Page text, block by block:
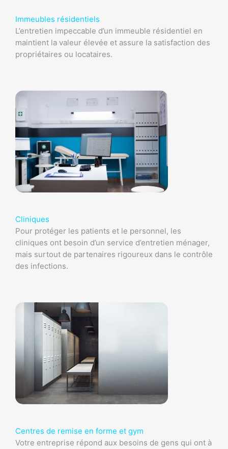
Immeubles résidentiels
L’entretien impeccable d’un immeuble résidentiel en
maintient la valeur élevée et assure la satisfaction des
propriétaires ou locataires.
Cliniques
Pour protéger les patients et le personnel, les
cliniques ont besoin d’un service d’entretien ménager,
mais surtout de partenaires rigoureux dans le contrôle
des infections.
Centres de remise en forme et gym
Votre entreprise répond aux besoins de gens qui ont à